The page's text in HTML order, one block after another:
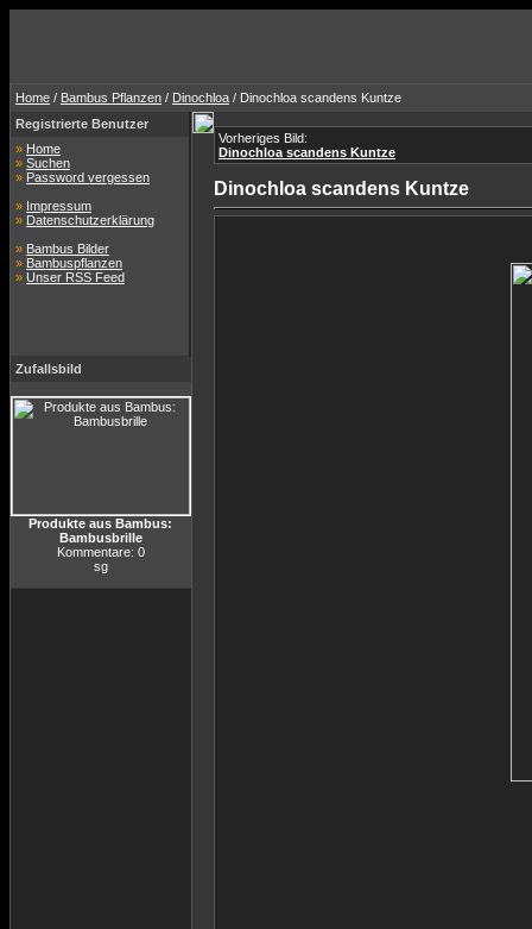
Home / Bambus Pflanzen / Dinochloa / Dinochloa scandens Kuntze
Registrierte Benutzer
» Home
» Suchen
» Password vergessen
» Impressum
» Datenschutzerklärung
» Bambus Bilder
» Bambuspflanzen
» Unser RSS Feed
Zufallsbild
Produkte aus Bambus:
Bambusbrille
Kommentare: 0
sg
Vorheriges Bild:
Dinochloa scandens Kuntze
Dinochloa scandens Kuntze